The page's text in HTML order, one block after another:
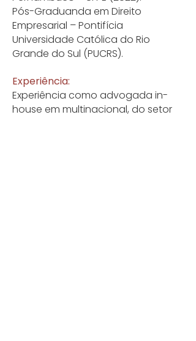
Pós-Graduanda em Direito
Empresarial – Pontifícia
Universidade Católica do Rio
Grande do Sul (PUCRS).
Experiência:
Experiência como advogada in-
house em multinacional, do setor